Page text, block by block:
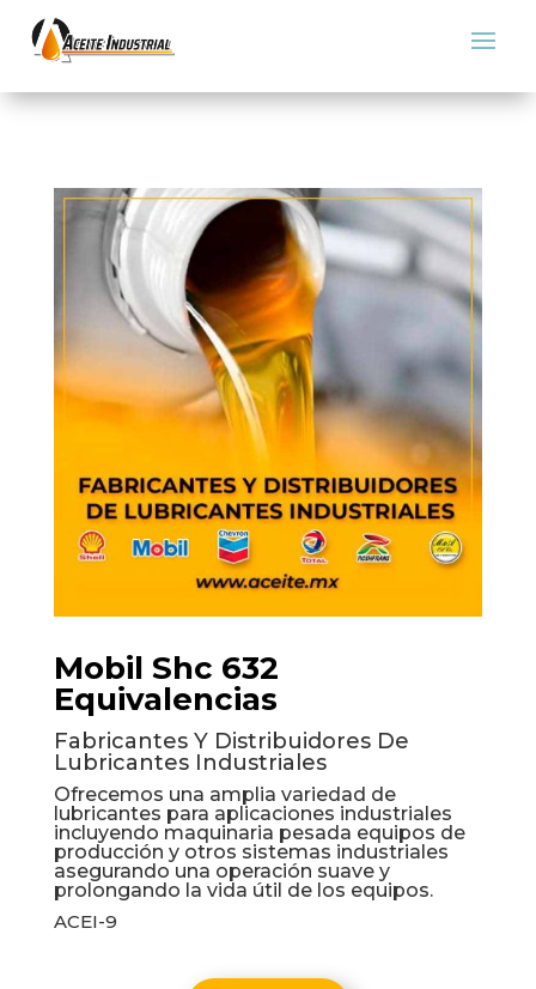
Mobil Shc 632
Equivalencias
Fabricantes Y Distribuidores De
Lubricantes Industriales
Ofrecemos una amplia variedad de
lubricantes para aplicaciones industriales
incluyendo maquinaria pesada equipos de
producción y otros sistemas industriales
asegurando una operación suave y
prolongando la vida útil de los equipos.
ACEI-9